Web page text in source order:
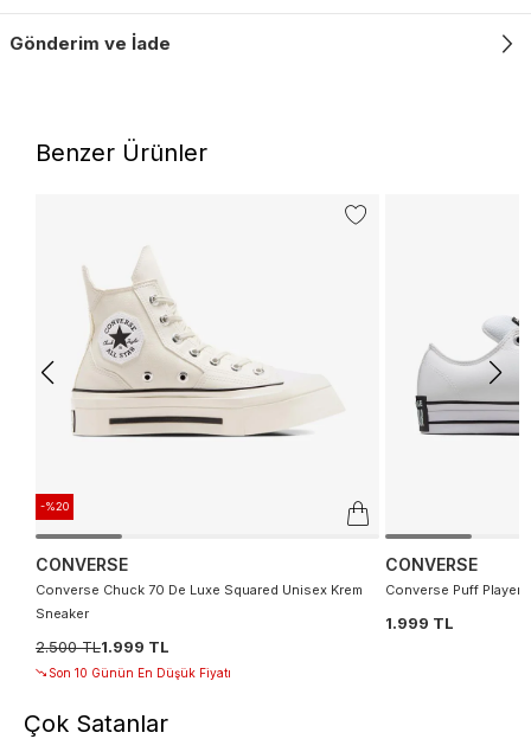
Gönderim ve İade
Benzer Ürünler
-%20
CONVERSE
Converse Chuck 70 De Luxe Squared Unisex Krem
Sneaker
2.500 TL1.999 TL
Son 10 Günün En Düşük Fiyatı
CONVERSE
Converse Puff Player
1.999 TL
Çok Satanlar